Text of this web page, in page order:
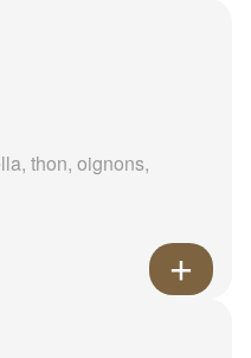
thon, oignons,